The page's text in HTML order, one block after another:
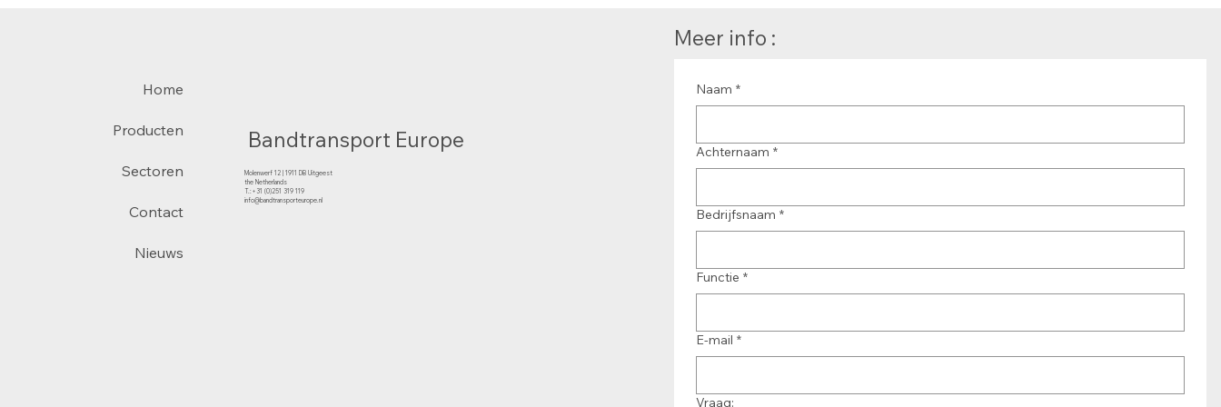
Bandtransport Europe
Molenwerf 12 | 1911 DB Uitgeest
the Netherlands
T.:+31 (0)251 319 119
info@bandtransporteurope.nl
Home
Producten
Sectoren
Contact
Nieuws
Meer info :
Naam *
Achternaam *
Bedrijfsnaam *
Functie *
E-mail *
Vraag: